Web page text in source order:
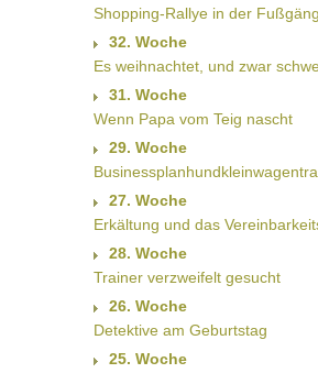
Shopping-Rallye in der
32. Woche
Es weihnachtet, und zwar
31. Woche
Wenn Papa vom Teig nascht
29. Woche
27. Woche
Erkältung und das
28. Woche
Trainer verzweifelt gesucht
26. Woche
Detektive am Geburtstag
25. Woche